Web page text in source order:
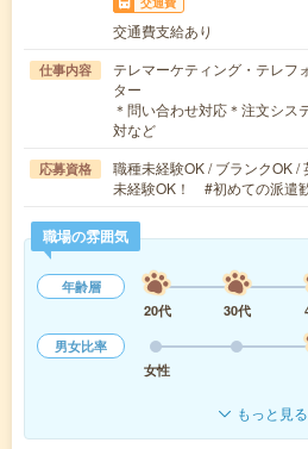
交通費支給あり
仕事内容
テレマーケティング・テレフ
ター
＊問い合わせ対応＊注文シス
対など
応募資格
職種未経験OK / ブランクOK /
未経験OK！ #初めての派遣
職場の雰囲気
年齢層
20代
30代
男女比率
女性
もっと見る